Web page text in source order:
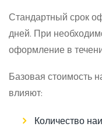
Стандартный срок
дней. При
оформление в
Базовая стоимость
влияют:
Количество